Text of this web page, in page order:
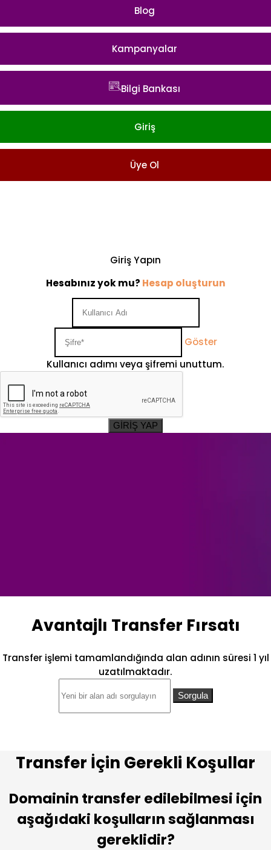
Blog
Kampanyalar
Bilgi Bankası
Giriş
Üye Ol
Giriş Yapın
Hesabınız yok mu? Hesap oluşturun
Göster
Kullanıcı adımı veya şifremi unuttum.
GİRİŞ YAP
Avantajlı Transfer Fırsatı
Transfer işlemi tamamlandığında alan adının süresi 1 yıl
uzatılmaktadır.
Sorgula
Transfer İçin Gerekli Koşullar
Domainin transfer edilebilmesi için
aşağıdaki koşulların sağlanması
gereklidir?